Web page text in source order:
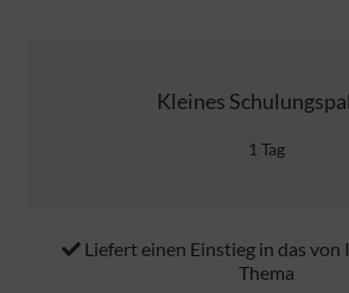
Kleines
1 Tag
Liefert einen Einstieg in das von
Thema